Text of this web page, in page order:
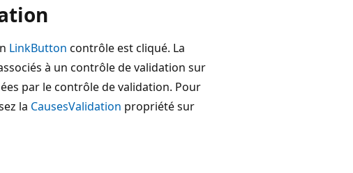
LinkButton contrôle est cliqué. La
à un contrôle de validation sur
par le contrôle de validation. Pour
la CausesValidation propriété sur